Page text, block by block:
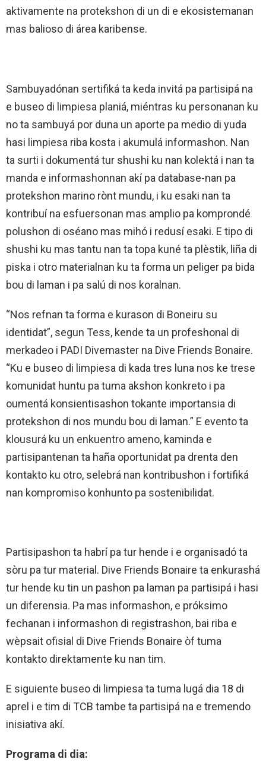
aktivamente na protekshon di un di e ekosistemanan
mas balioso di área karibense.
Sambuyadónan sertifiká ta keda invitá pa partisipá na
e buseo di limpiesa planiá, miéntras ku personanan ku
no ta sambuyá por duna un aporte pa medio di yuda
hasi limpiesa riba kosta i akumulá informashon. Nan
ta surti i dokumentá tur shushi ku nan kolektá i nan ta
manda e informashonnan akí pa database-nan pa
protekshon marino rònt mundu, i ku esaki nan ta
kontribuí na esfuersonan mas amplio pa komprondé
polushon di oséano mas mihó i redusí esaki. E tipo di
shushi ku mas tantu nan ta topa kuné ta plèstik, liña di
piska i otro materialnan ku ta forma un peliger pa bida
bou di laman i pa salú di nos koralnan.
“Nos refnan ta forma e kurason di Boneiru su
identidat”, segun Tess, kende ta un profeshonal di
merkadeo i PADI Divemaster na Dive Friends Bonaire.
“Ku e buseo di limpiesa di kada tres luna nos ke trese
komunidat huntu pa tuma akshon konkreto i pa
oumentá konsientisashon tokante importansia di
protekshon di nos mundu bou di laman.” E evento ta
klousurá ku un enkuentro ameno, kaminda e
partisipantenan ta haña oportunidat pa drenta den
kontakto ku otro, selebrá nan kontribushon i fortifiká
nan kompromiso konhunto pa sostenibilidat.
Partisipashon ta habrí pa tur hende i e organisadó ta
sòru pa tur material. Dive Friends Bonaire ta enkurashá
tur hende ku tin un pashon pa laman pa partisipá i hasi
un diferensia. Pa mas informashon, e próksimo
fechanan i informashon di registrashon, bai riba e
wèpsait ofisial di Dive Friends Bonaire òf tuma
kontakto direktamente ku nan tim.
E siguiente buseo di limpiesa ta tuma lugá dia 18 di
aprel i e tim di TCB tambe ta partisipá na e tremendo
inisiativa akí.
Programa di dia: